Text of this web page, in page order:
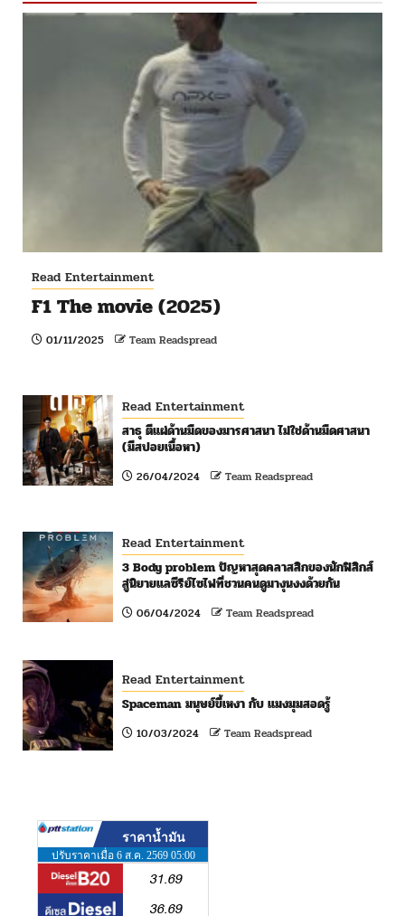
Read Entertainment
F1 The movie (2025)
01/11/2025 Team Readspread
Read Entertainment
สาธุ ตีแผ่ด้านมืดของมารศาสนา ไม่ใช่ด้านมืดศาสนา
(มีสปอยเนื้อหา)
26/04/2024 Team Readspread
Read Entertainment
3 Body problem ปัญหาสุดคลาสสิกของนักฟิสิกส์
สู่นิยายแลซีรีย์ไซไฟที่ชวนคนดูมางุนงงด้วยกัน
06/04/2024 Team Readspread
Read Entertainment
Spaceman มนุษย์ขี้เหงา กับ แมงมุมสอดรู้
10/03/2024 Team Readspread